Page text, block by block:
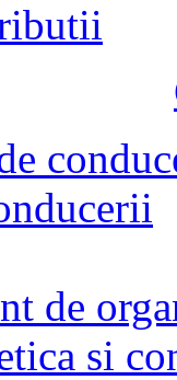
de
si